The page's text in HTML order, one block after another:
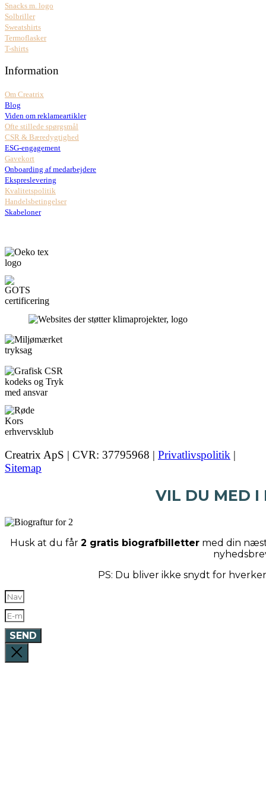
Snacks m. logo
Solbriller
Sweatshirts
Termoflasker
T-shirts
Information
Om Creatrix
Blog
Viden om reklameartikler
Ofte stillede spørgsmål
CSR & Bæredygtighed
ESG-engagement
Gavekort
Onboarding af medarbejdere
Ekspreslevering
Kvalitetspolitik
Handelsbetingelser
Skabeloner
Creatrix ApS | CVR: 37795968 | Privatlivspolitik |
Sitemap
VIL DU MED I
Husk at du får 2 gratis biografbillettermed din
PS: Du bliver ikke snydt for
SEND